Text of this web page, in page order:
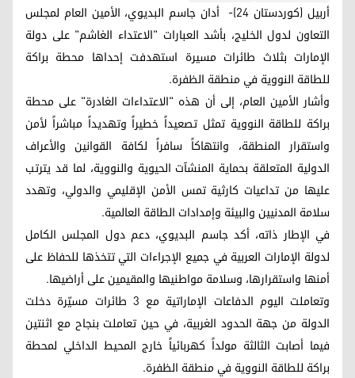
أربيل (كوردستان 24)- أدان جاسم البديوي، الأمين العام لمجلس
التعاون لدول الخليج، بأشد العبارات "الاعتداء الغاشم" على دولة
الإمارات بثلاث طائرات مسيرة استهدفت إحداها محطة براكة
للطاقة النووية في منطقة الظفرة.
وأشار الأمين العام، إلى أن هذه "الاعتداءات الغادرة" على محطة
براكة للطاقة النووية تمثل تصعيداً خطيراً وتهديداً مباشراً لأمن
واستقرار المنطقة، وانتهاكاً سافراً لكافة القوانين والأعراف
الدولية المتعلقة بحماية المنشآت الحيوية والنووية، لما قد يترتب
عليها من تداعيات كارثية تمس الأمن الإقليمي والدولي، وتهدد
سلامة المدنيين والبيئة وإمدادات الطاقة العالمية.
في الإطار ذاته، أكد جاسم البديوي، دعم دول المجلس الكامل
لدولة الإمارات العربية في جميع الإجراءات التي تتخذها للحفاظ على
أمنها واستقرارها، وسلامة مواطنيها والمقيمين على أراضيها.
وتعاملت اليوم الدفاعات الإماراتية مع 3 طائرات مسيّرة دخلت
الدولة من جهة الحدود الغربية، في حين تعاملت بنجاح مع اثنتين
فيما أصابت الثالثة مولداً كهربائياً خارج المحيط الداخلي لمحطة
براكة للطاقة النووية في منطقة الظفرة.